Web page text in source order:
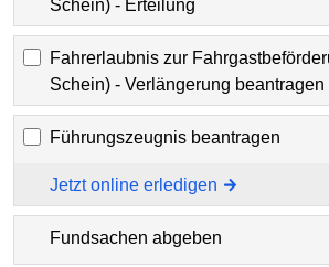
Schein) - Erteilung
Fahrerlaubnis zur
Schein) - Verlängerung beantragen
Führungszeugnis beantragen
Jetzt online erledigen
Fundsachen abgeben